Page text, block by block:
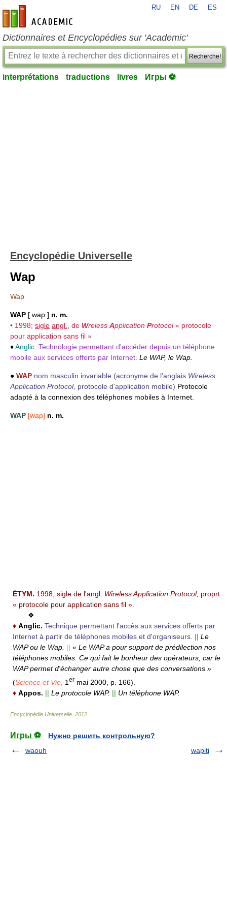
fr-academic.com
RU EN DE ES
Dictionnaires et Encyclopédies sur 'Academic'
Recherche!
interprétations traductions livres Игры ⚽
Encyclopédie Universelle
Wap
Wap
WAP [ wap ] n. m.
• 1998; sigle angl. , de Wreless Application Protocol« protocole
pour application sans fil »
♦Anglic. Technologie permettant d'accéder depuis un téléphone
mobile aux services offerts par Internet. Le WAP, le Wap.
● WAP nom masculin invariable (acronyme de l'anglais Wireless
Application Protocol, protocole d'application mobile) Protocole
adapté à la connexion des téléphones mobiles à Internet.
WAP [wap] n. m.
ÉTYM. 1998; sigle de l'angl. Wireless Application Protocol, proprt
« protocole pour application sans fil ».
❖
♦ Anglic. Technique permettant l'accès aux services offerts par
Internet à partir de téléphones mobiles et d'organiseurs. || Le
WAP ou le Wap. || « Le WAP a pour support de prédilection nos
téléphones mobiles. Ce qui fait le bonheur des opérateurs, car le
WAP permet d'échanger autre chose que des conversations »
(Science et Vie, 1 er mai 2000, p. 166).
♦ Appos. || Le protocole WAP. || Un téléphone WAP.
Encyclopédie Universelle 2012
Игры ⚽
Нужно решить контрольную?
waouh
wapiti